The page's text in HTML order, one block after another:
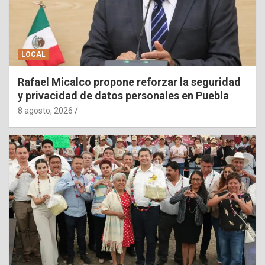
LOCAL
Rafael Micalco propone reforzar la seguridad
y privacidad de datos personales en Puebla
8 agosto, 2026